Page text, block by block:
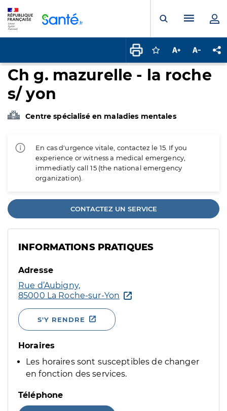
Ouvrir laMenu
Connectez-vous
Augmenter la
Ch g. mazurelle - la roche
s/ yon
Centre spécialisé en maladies mentales
En cas d'urgence vitale, contactez le 15. If you
experience or witness a medical emergency,
immediatly call 15 (the national emergency
organization).
CONTACTEZ UN SERVICE
INFORMATIONS PRATIQUES
Adresse
Rue d’Aubigny,
85000 La Roche-sur-Yon
S'Y RENDRE
Horaires
Les horaires sont susceptibles de changer
en fonction des services.
Téléphone